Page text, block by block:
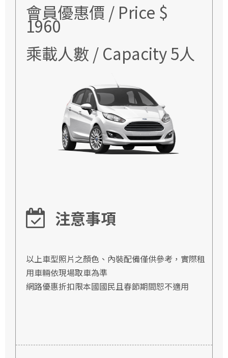
會員優惠價 / Price $
1960
乘載人數 / Capacity 5人
注意事項
以上車型照片之顏色、內裝配備僅供參考，實際租
用車輛依現場取車為準
網路優惠折扣限本國國民且春節期間恕不適用